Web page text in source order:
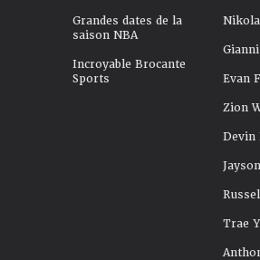
Grandes dates de la
saison NBA
Incroyable Brocante
Sports
Evan
Zion
Devin
Trae